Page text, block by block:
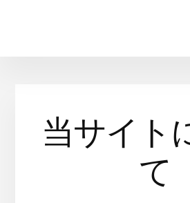
当サイト
て